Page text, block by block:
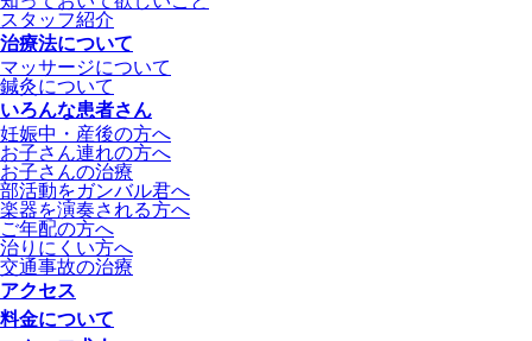
スタッフ紹介
治療法について
マッサージについて
鍼灸について
いろんな患者さん
妊娠中・産後の方へ
お子さん連れの方へ
お子さんの治療
部活動をガンバル君へ
楽器を演奏される方へ
ご年配の方へ
治りにくい方へ
交通事故の治療
アクセス
料金について